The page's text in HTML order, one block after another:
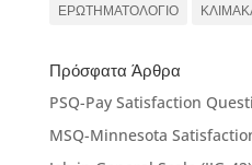
ΕΡΩΤΗΜΑΤΟΛΟΓΙΟ
Πρόσφατα Άρθρα
PSQ-Pay Satisfaction
MSQ-Minnesota